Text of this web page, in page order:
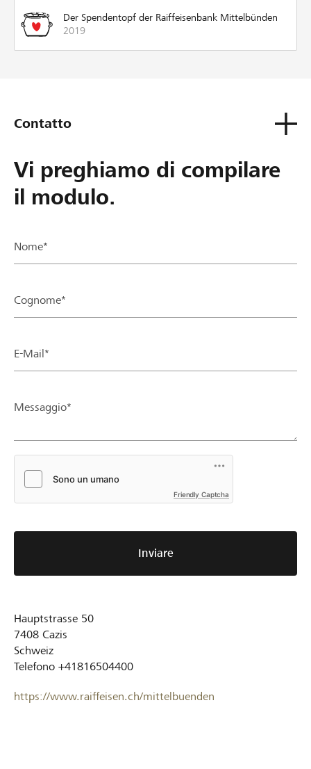
Der Spendentopf der Raiffeisenbank Mittelbünden
2019
Contatto
Vi preghiamo di compilare
il modulo.
Nome*
Cognome*
E-Mail*
Messaggio*
Friendly Captcha
Inviare
Hauptstrasse 50
7408 Cazis
Schweiz
Telefono +41816504400
https://www.raiffeisen.ch/mittelbuenden